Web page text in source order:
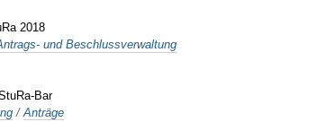
2018
und Beschlussverwaltung
Bar
/Anträge